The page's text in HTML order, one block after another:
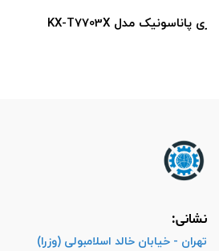
نشانی:
تهران - خیابان خالد اسلامبولی (وزرا)